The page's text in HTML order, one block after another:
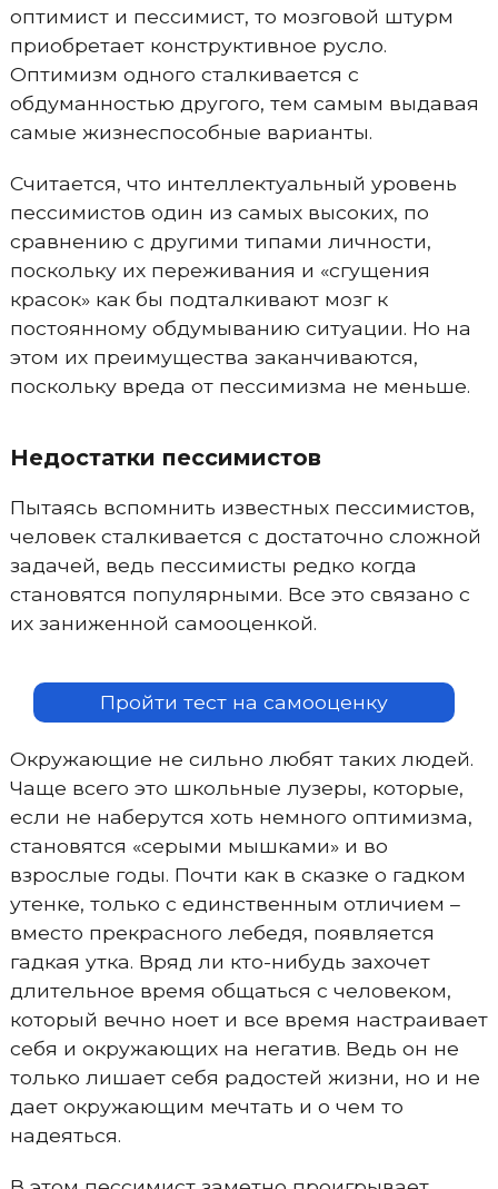
оптимист и пессимист, то мозговой штурм
приобретает конструктивное русло.
Оптимизм одного сталкивается с
обдуманностью другого, тем самым выдавая
самые жизнеспособные варианты.
Считается, что интеллектуальный уровень
пессимистов один из самых высоких, по
сравнению с другими типами личности,
поскольку их переживания и «сгущения
красок» как бы подталкивают мозг к
постоянному обдумыванию ситуации. Но на
этом их преимущества заканчиваются,
поскольку вреда от пессимизма не меньше.
Недостатки пессимистов
Пытаясь вспомнить известных пессимистов,
человек сталкивается с достаточно сложной
задачей, ведь пессимисты редко когда
становятся популярными. Все это связано с
их заниженной самооценкой.
Пройти тест на самооценку
Окружающие не сильно любят таких людей.
Чаще всего это школьные лузеры, которые,
если не наберутся хоть немного оптимизма,
становятся «серыми мышками» и во
взрослые годы. Почти как в сказке о гадком
утенке, только с единственным отличием –
вместо прекрасного лебедя, появляется
гадкая утка. Вряд ли кто-нибудь захочет
длительное время общаться с человеком,
который вечно ноет и все время настраивает
себя и окружающих на негатив. Ведь он не
только лишает себя радостей жизни, но и не
дает окружающим мечтать и о чем то
надеяться.